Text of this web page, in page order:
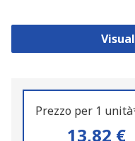
Prezzo per 1
13,82 €